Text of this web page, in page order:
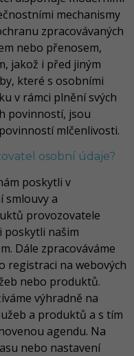
mechanismy
zpracovávaných
nebo přenosem,
jakož i před jiným
které s osobními
v rámci plnění svých
povinností, jsou
mlčenlivosti.
osobní údaje?
poskytli v
smlouvy a
provozovatele
poskytli našim
Dále zpracováváme
registraci na webových
nebo produktů.
výhradně na
a produktů a s tím
agendu. Na
nebo nastavení